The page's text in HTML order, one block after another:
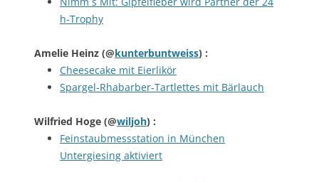
h-Trophy
Amelie Heinz (@kunterbuntweiss) :
Cheesecake mit Eierlikör
Spargel-Rhabarber-Tartlettes mit Bärlauch
Wilfried Hoge (@wiljoh) :
Feinstaubmessstation in München
Untergiesing aktiviert